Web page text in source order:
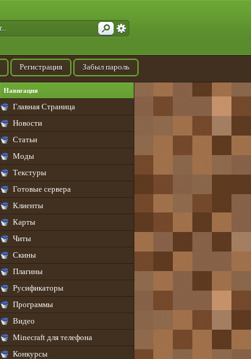
Регистрация Забыл пароль
Навигация
Главная Страница
Новости
Статьи
Моды
Текстуры
Готовые сервера
Клиенты
Карты
Читы
Скины
Плагины
Русификаторы
Программы
Видео
Minecraft для телефона
Конкурсы